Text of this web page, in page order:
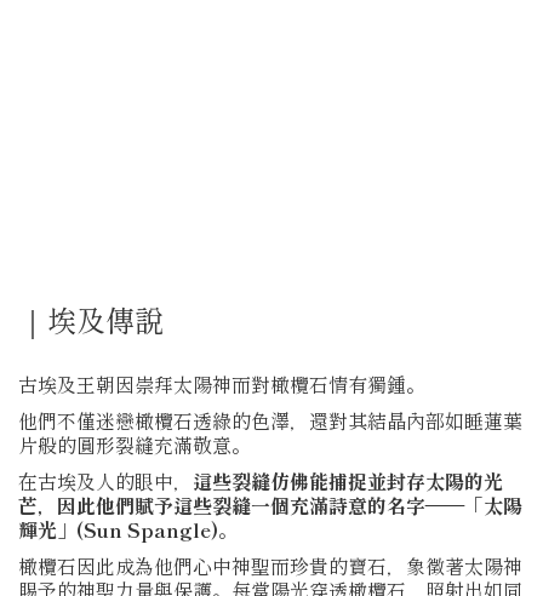
｜埃及傳說
古埃及王朝因崇拜太陽神而對橄欖石情有獨鍾。
他們不僅迷戀橄欖石透綠的色澤，還對其結晶內部如睡蓮葉
片般的圓形裂縫充滿敬意。
在古埃及人的眼中， 這些裂縫仿佛能捕捉並封存太陽的光
芒，因此他們賦予這些裂縫一個充滿詩意的名字——「太陽
輝光」(Sun Spangle)。
橄欖石因此成為他們心中神聖而珍貴的寶石，象徵著太陽神
賜予的神聖力量與保護。每當陽光穿透橄欖石，照射出如同